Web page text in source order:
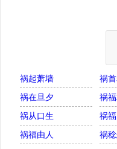
祸起萧墙 祸
祸在旦夕
祸
祸从口生
祸
祸福由人
祸